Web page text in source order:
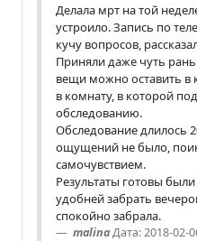
Делала мрт на той
устроило. Запись по
кучу вопросов,
Приняли даже чуть
вещи можно оставить в
в комнату, в которой
обследованию.
Обследование длилось
ощущений не было,
самочувствием.
Результаты готовы
удобней забрать
спокойно забрала.
malinaДата: 2018-02-